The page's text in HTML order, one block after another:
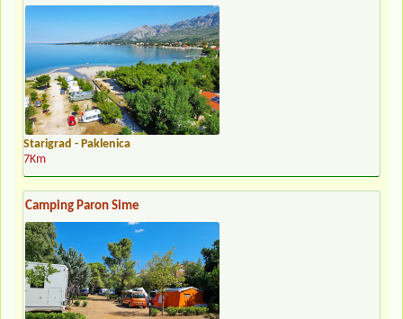
Starigrad - Paklenica
7Km
Camping Paron Sime